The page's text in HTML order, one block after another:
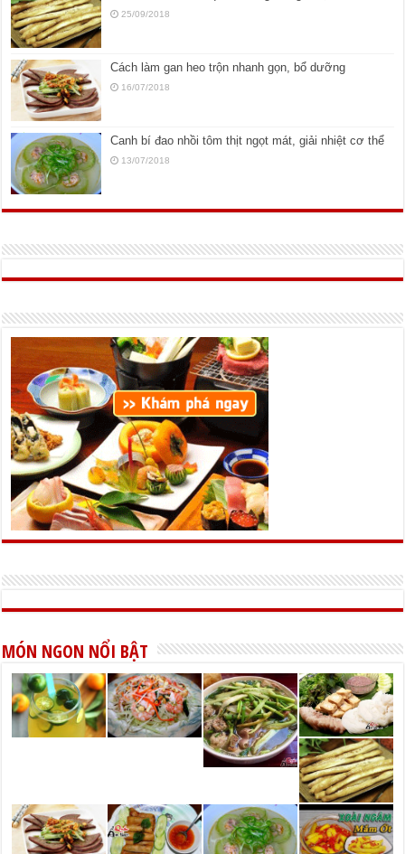
25/09/2018
Cách làm gan heo trộn nhanh gọn, bổ dưỡng
16/07/2018
Canh bí đao nhồi tôm thịt ngọt mát, giải nhiệt cơ thể
13/07/2018
MÓN NGON NỔI BẬT